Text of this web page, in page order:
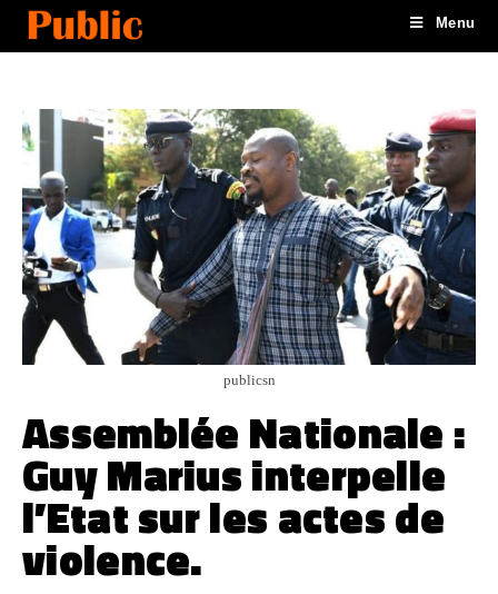
Menu
publicsn
Assemblée Nationale :
Guy Marius interpelle
l’Etat sur les actes de
violence.